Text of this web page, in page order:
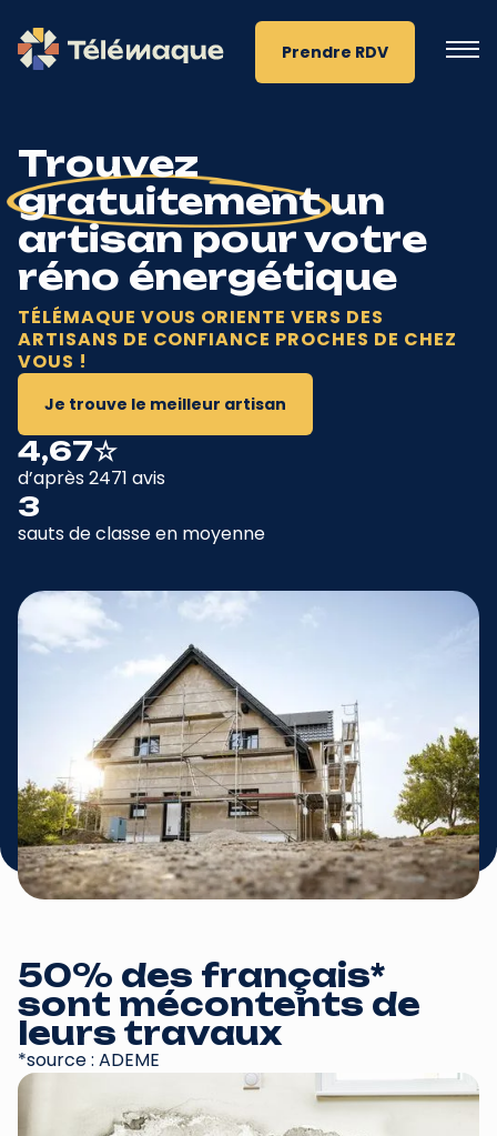
Prendre RDV
Trouvez
gratuitementun
artisan pour votre
réno énergétique
TÉLÉMAQUE VOUS ORIENTE VERS DES
ARTISANS DE CONFIANCE PROCHES DE CHEZ
VOUS !
Je trouve le meilleur artisan
4,67☆
d’après 2471 avis
3
sauts de classe en moyenne
50% des français*
sont mécontents de
leurs travaux
*source : ADEME